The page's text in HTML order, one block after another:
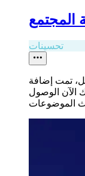
تحسينات
تمت إضافة
الآن الوصول
الموضوعات